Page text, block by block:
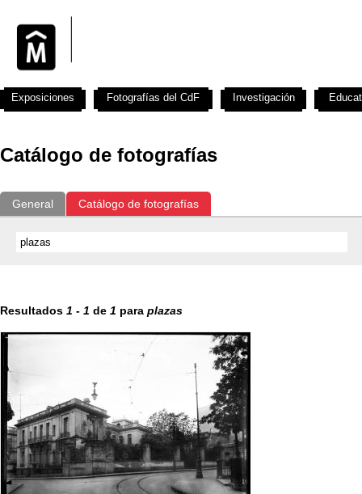
Catálogo de fotografías
General Catálogo de fotografías
Resultados 1 - 1 de 1 para plazas
Exposiciones Fotografías del CdF Investigación